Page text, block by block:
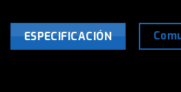
ESPECIFICACIÓN